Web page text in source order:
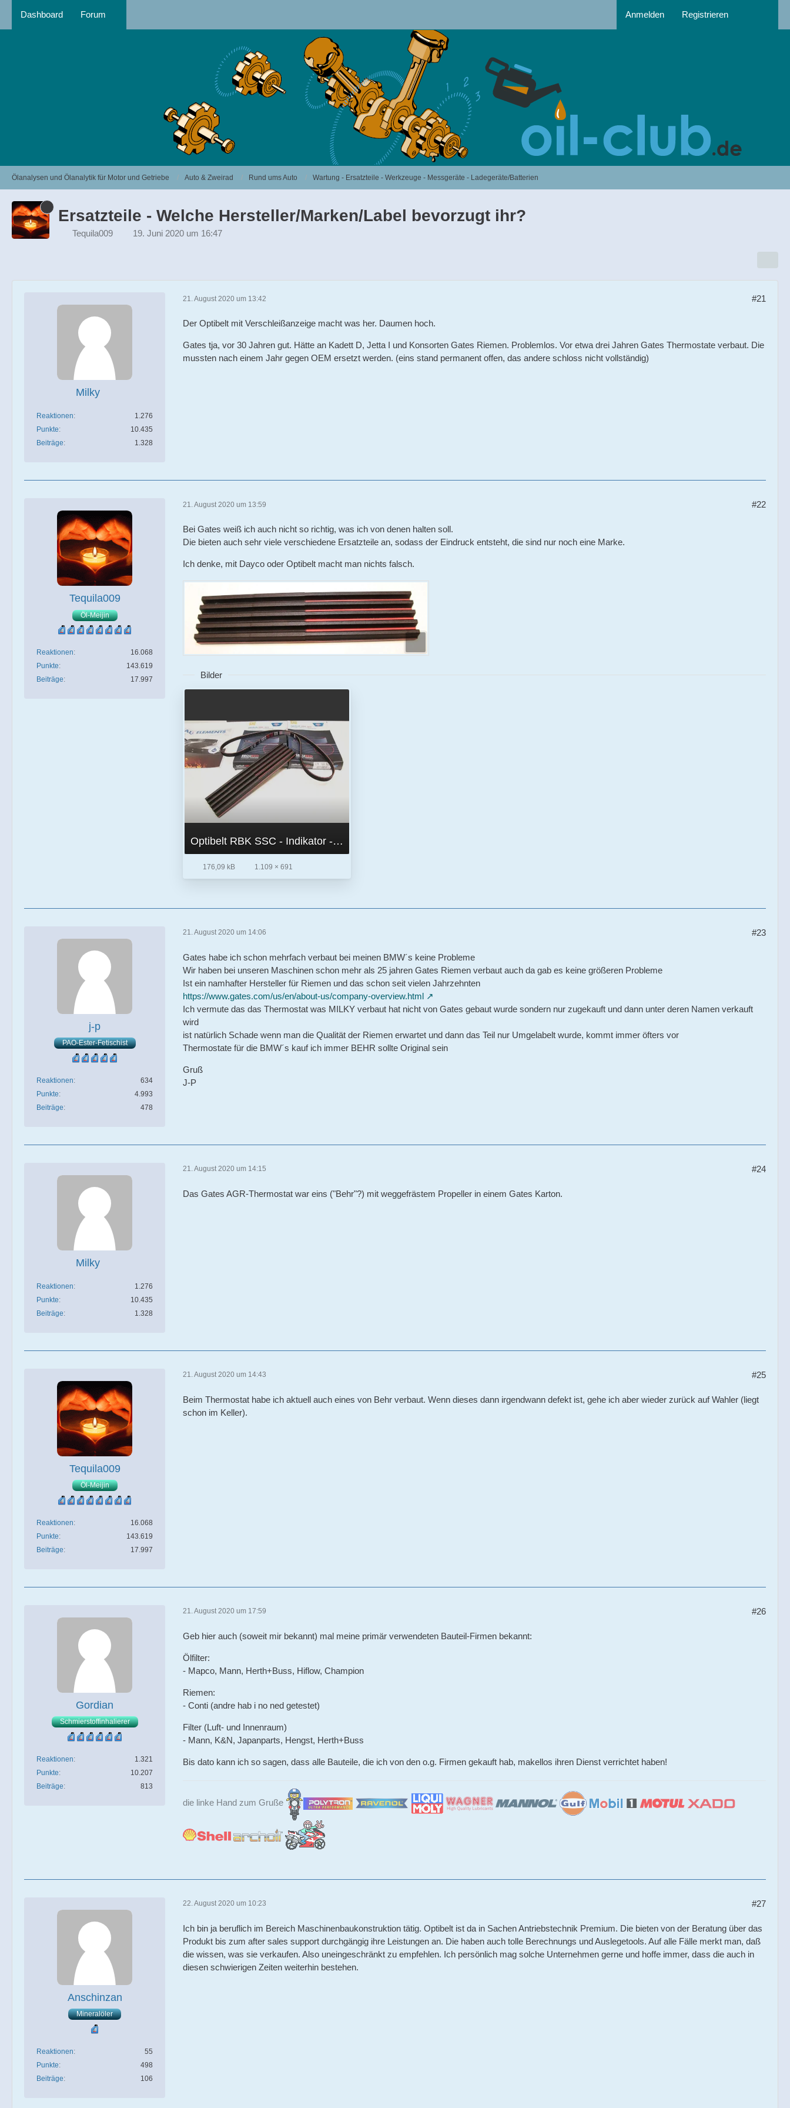
Dashboard Forum Anmelden Registrieren
Ölanalysen und Ölanalytik für Motor und Getriebe Auto & Zweirad Rund ums Auto Wartung - Ersatzteile - Werkzeuge - Messgeräte - Ladegeräte/Batterien
Ersatzteile - Welche Hersteller/Marken/Label bevorzugt ihr?
Tequila009 19. Juni 2020 um 16:47
Milky
Reaktionen
1.276
Punkte
10.435
Beiträge
1.328
21. August 2020 um 13:42 #21
Der Optibelt mit Verschleißanzeige macht was her. Daumen hoch.
Gates tja, vor 30 Jahren gut. Hätte an Kadett D, Jetta I und Konsorten Gates Riemen. Problemlos. Vor etwa drei Jahren Gates Thermostate verbaut. Die
mussten nach einem Jahr gegen OEM ersetzt werden. (eins stand permanent offen, das andere schloss nicht vollständig)
Tequila009
Öl-Meijin
Reaktionen
16.068
Punkte
143.619
Beiträge
17.997
21. August 2020 um 13:59 #22
Bei Gates weiß ich auch nicht so richtig, was ich von denen halten soll.
Die bieten auch sehr viele verschiedene Ersatzteile an, sodass der Eindruck entsteht, die sind nur noch eine Marke.
Ich denke, mit Dayco oder Optibelt macht man nichts falsch.
Bilder
Optibelt RBK SSC - Indikator - 2.jpg
176,09 kB 1.109 × 691
j-p
PAO-Ester-Fetischist
Reaktionen
634
Punkte
4.993
Beiträge
478
21. August 2020 um 14:06 #23
Gates habe ich schon mehrfach verbaut bei meinen BMW´s keine Probleme
Wir haben bei unseren Maschinen schon mehr als 25 jahren Gates Riemen verbaut auch da gab es keine größeren Probleme
Ist ein namhafter Hersteller für Riemen und das schon seit vielen Jahrzehnten
https://www.gates.com/us/en/about-us/company-overview.html
Ich vermute das das Thermostat was MILKY verbaut hat nicht von Gates gebaut wurde sondern nur zugekauft und dann unter deren Namen verkauft
wird
ist natürlich Schade wenn man die Qualität der Riemen erwartet und dann das Teil nur Umgelabelt wurde, kommt immer öfters vor
Thermostate für die BMW´s kauf ich immer BEHR sollte Original sein
Gruß
J-P
Milky
Reaktionen
1.276
Punkte
10.435
Beiträge
1.328
21. August 2020 um 14:15 #24
Das Gates AGR-Thermostat war eins ("Behr"?) mit weggefrästem Propeller in einem Gates Karton.
Tequila009
Öl-Meijin
Reaktionen
16.068
Punkte
143.619
Beiträge
17.997
21. August 2020 um 14:43 #25
Beim Thermostat habe ich aktuell auch eines von Behr verbaut. Wenn dieses dann irgendwann defekt ist, gehe ich aber wieder zurück auf Wahler (liegt
schon im Keller).
Gordian
Schmierstoffinhalierer
Reaktionen
1.321
Punkte
10.207
Beiträge
813
21. August 2020 um 17:59 #26
Geb hier auch (soweit mir bekannt) mal meine primär verwendeten Bauteil-Firmen bekannt:
Ölfilter:
- Mapco, Mann, Herth+Buss, Hiflow, Champion
Riemen:
- Conti (andre hab i no ned getestet)
Filter (Luft- und Innenraum)
- Mann, K&N, Japanparts, Hengst, Herth+Buss
Bis dato kann ich so sagen, dass alle Bauteile, die ich von den o.g. Firmen gekauft hab, makellos ihren Dienst verrichtet haben!
die linke Hand zum Gruße
Anschinzan
Mineralöler
Reaktionen
55
Punkte
498
Beiträge
106
22. August 2020 um 10:23 #27
Ich bin ja beruflich im Bereich Maschinenbaukonstruktion tätig. Optibelt ist da in Sachen Antriebstechnik Premium. Die bieten von der Beratung über das
Produkt bis zum after sales support durchgängig ihre Leistungen an. Die haben auch tolle Berechnungs und Auslegetools. Auf alle Fälle merkt man, daß
die wissen, was sie verkaufen. Also uneingeschränkt zu empfehlen. Ich persönlich mag solche Unternehmen gerne und hoffe immer, dass die auch in
diesen schwierigen Zeiten weiterhin bestehen.